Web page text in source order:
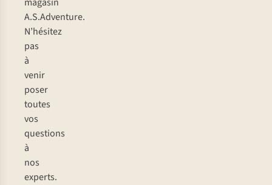
A.S.Adventure.
N’hésitez
pas
à
venir
poser
toutes
vos
questions
à
nos
experts.